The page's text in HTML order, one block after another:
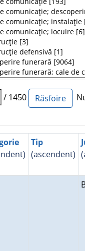
/ 1450
Tip
(ascendent)